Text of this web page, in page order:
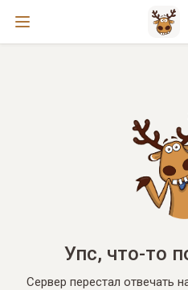
Упс, что-то
Сервер перестал отвечать